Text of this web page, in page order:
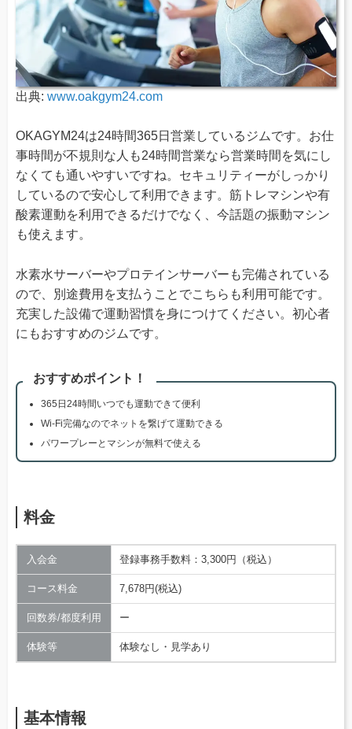
出典: www.oakgym24.com
OKAGYM24は24時間365日営業しているジムです。お仕
事時間が不規則な人も24時間営業なら営業時間を気にし
なくても通いやすいですね。セキュリティーがしっかり
しているので安心して利用できます。筋トレマシンや有
酸素運動を利用できるだけでなく、今話題の振動マシン
も使えます。
水素水サーバーやプロテインサーバーも完備されている
ので、別途費用を支払うことでこちらも利用可能です。
充実した設備で運動習慣を身につけてください。初心者
にもおすすめのジムです。
おすすめポイント！
365日24時間いつでも運動できて便利
Wi-Fi完備なのでネットを繋げて運動できる
パワープレーとマシンが無料で使える
料金
入会金 登録事務手数料：3,300円（税込）
コース料金 7,678円(税込)
回数券/都度利用 ー
体験等 体験なし・見学あり
基本情報